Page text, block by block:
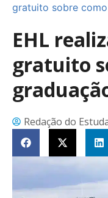
gratuito sobre
EHL
gratuito
Redação do